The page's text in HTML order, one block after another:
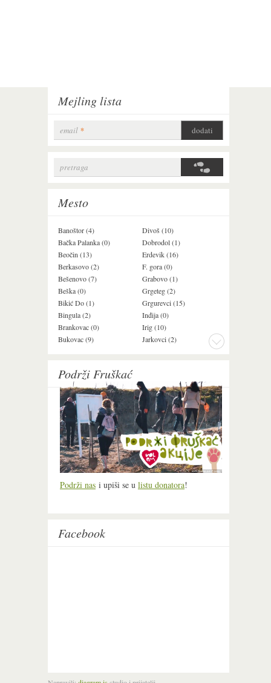
Mejling lista
email *
Search form
pretraga
Mesto
Banoštor (4)
Bačka Palanka (0)
Beočin (13)
Berkasovo (2)
Bešenovo (7)
Beška (0)
Bikić Do (1)
Bingula (2)
Brankovac (0)
Bukovac (9)
Divoš (10)
Dobrodol (1)
Erdevik (16)
F. gora (0)
Grabovo (1)
Grgeteg (2)
Grgurevci (15)
Inđija (0)
Irig (10)
Jarkovci (2)
Podrži Fruškać
Podrži nas i upiši se u listu donatora!
Facebook